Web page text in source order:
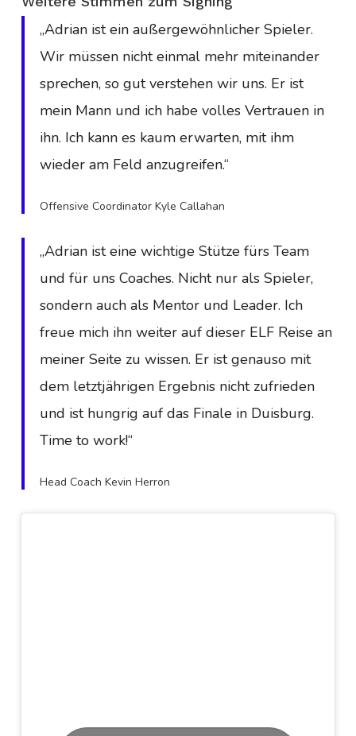
„Adrian ist ein außergewöhnlicher Spieler.
Wir müssen nicht einmal mehr miteinander
sprechen, so gut verstehen wir uns. Er ist
mein Mann und ich habe volles Vertrauen in
ihn. Ich kann es kaum erwarten, mit ihm
wieder am Feld anzugreifen.“
Offensive Coordinator Kyle Callahan
„Adrian ist eine wichtige Stütze fürs Team
und für uns Coaches. Nicht nur als Spieler,
sondern auch als Mentor und Leader. Ich
freue mich ihn weiter auf dieser ELF Reise an
meiner Seite zu wissen. Er ist genauso mit
dem letztjährigen Ergebnis nicht zufrieden
und ist hungrig auf das Finale in Duisburg.
Time to work!“
Head Coach Kevin Herron